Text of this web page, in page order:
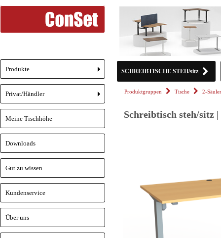
SCHREIBTISCHE STEH/sitz
Produktgruppen Tische 2-
Schreibtisch steh/sitz
+
Produkte
+
Privat/Händler
Meine Tischhöhe
Downloads
Gut zu wissen
Kundenservice
Über uns